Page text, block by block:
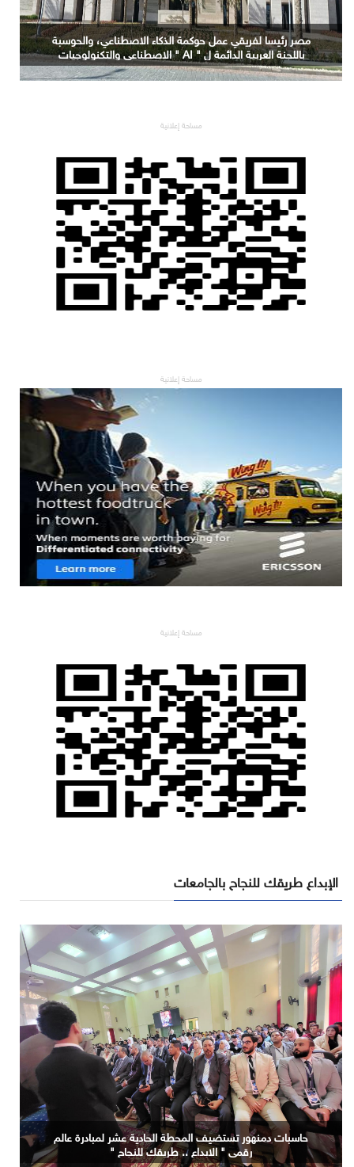
التعليم العالي: جامعة الدلتا التكنولوجية تحصد المركز الأول
في المؤتمر العلمي الدولي السادس للاتصالات بمشروع
يوظف الذكاء الاصطناعي لتطوير صناعة الكتان
مساحة إعلانية
مساحة إعلانية
مساحة إعلانية
الإبداع طريقك للنجاح بالجامعات
جامعة الاسكندرية تستضيف المحطة التاسعة لمبادرة عالم
رقمي " الابداع .. طريقك للنجاح "